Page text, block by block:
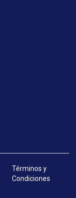
Términos y
Condiciones